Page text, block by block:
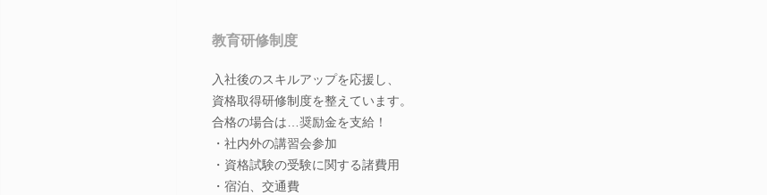
教育研修制度
入社後のスキルアップを応援し、
資格取得研修制度を整えています。
合格の場合は…奨励金を支給！
・社内外の講習会参加
・資格試験の受験に関する諸費用
・宿泊、交通費